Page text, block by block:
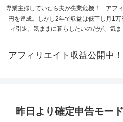
専業主婦していたら夫が失業危機！ アフ
円を達成。しかし2年で収益は低下し月1
ィ引退。気ままに暮らしたいのだが、気
アフィリエイト収益公開中
昨日より確定申告モード